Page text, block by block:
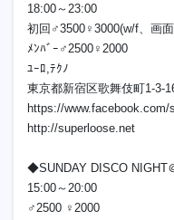
18:00～23:00
初回♂3500♀3000(w/f、画
ﾒﾝﾊﾞｰ♂2500♀2000
ﾕｰﾛ,ﾃｸﾉ
東京都新宿区歌舞伎町1-3-
https://www.facebook.com/
http://superloose.net
◆SUNDAY DISCO NIGHT
15:00～20:00
♂2500 ♀2000